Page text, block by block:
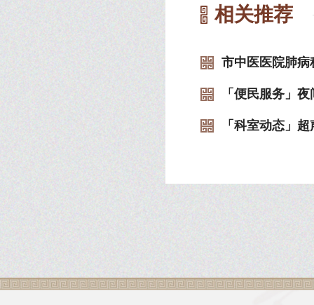
相关推荐
市中医医院肺病
「便民服务」
「科室动态」